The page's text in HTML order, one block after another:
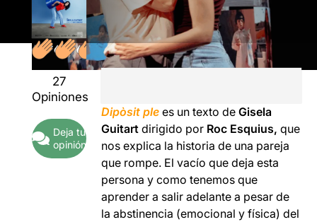
27
Opiniones
Deja tu
opinión
Dipòsit plees un texto de Gisela
Guitart dirigido por Roc Esquius, que
nos explica la historia de una pareja
que rompe. El vacío que deja esta
persona y como tenemos que
aprender a salir adelante a pesar de
la abstinencia (emocional y física) del